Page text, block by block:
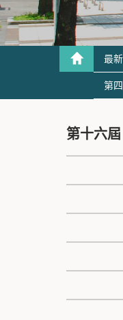
最
第
第十六屆